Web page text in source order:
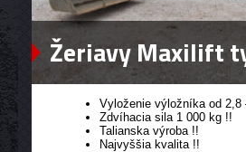
Žeriavy Maxilift
Vyloženie výložníka od 2,8
Zdvíhacia sila 1 000 kg !!
Talianska výroba !!
Najvyššia kvalita !!